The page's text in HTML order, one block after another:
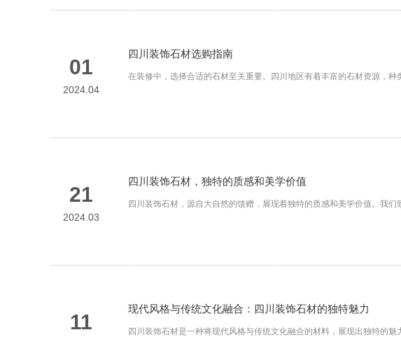
01
2024.04
四川装饰石材选购指南
在装修中，选择合适的石材至关重要。四川地区有着丰富的石材资源，
21
2024.03
四川装饰石材，独特的质感和美学价值
四川装饰石材，源自大自然的馈赠，展现着独特的质感和美学价值。我
11
现代风格与传统文化融合：四川装饰石材的独特魅力
四川装饰石材是一种将现代风格与传统文化融合的材料，展现出独特的